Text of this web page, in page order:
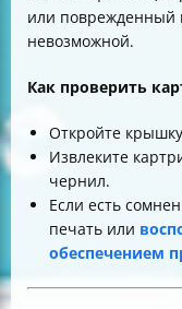
или поврежденный
невозможной.
Как проверить
Откройте
Извлеките
чернил.
Если есть
печать или
обеспечением